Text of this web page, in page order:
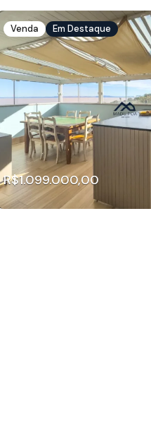
Venda Em Destaque
R$1.099.000,00